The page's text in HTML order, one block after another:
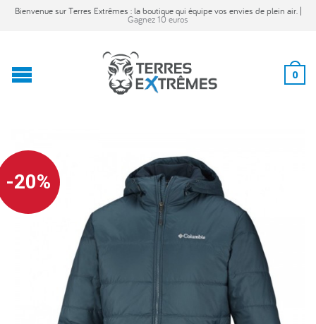
Bienvenue sur Terres Extrêmes : la boutique qui équipe vos envies de plein air. |
Gagnez 10 euros
0
-20%